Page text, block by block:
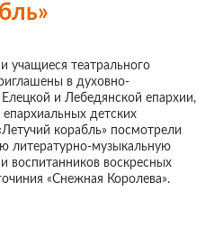
учащиеся театрального
в духовно-
и Лебедянской епархии,
детских
корабль» посмотрели
литературно-музыкальную
воспитанников воскресных
«Снежная Королева».